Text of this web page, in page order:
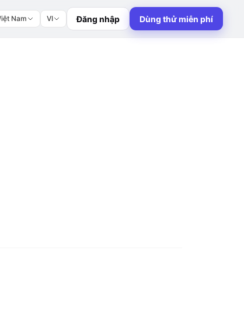
Nam VI Đăng nhập Dùng thử miễn phí